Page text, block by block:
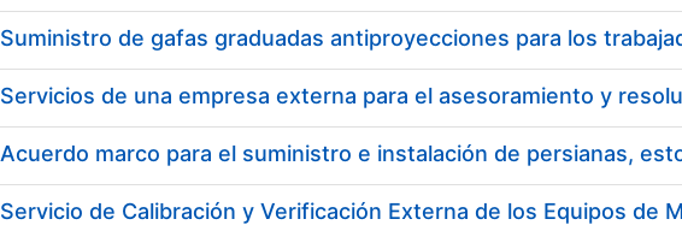
Show/Hide
Acuerdo marco para el suministro e instalación de persianas,